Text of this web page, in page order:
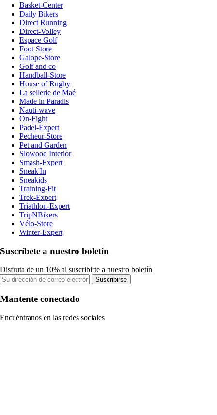
Basket-Center
Daily Bikers
Direct Running
Direct-Volley
Espace Golf
Foot-Store
Galope-Store
Golf and co
Handball-Store
House of Rugby
La sellerie de Maé
Made in Paradis
Nauti-wave
On-Fight
Padel-Expert
Pecheur-Store
Pet and Garden
Slowood Interior
Smash-Expert
Sneak'In
Sneakids
Training-Fit
Trek-Expert
Triathlon-Expert
TripNBikers
Vélo-Store
Winter-Expert
Suscríbete a nuestro boletín
Disfruta de un 10% al suscribirte a nuestro boletín
Suscribirse
Mantente conectado
Encuéntranos en las redes sociales